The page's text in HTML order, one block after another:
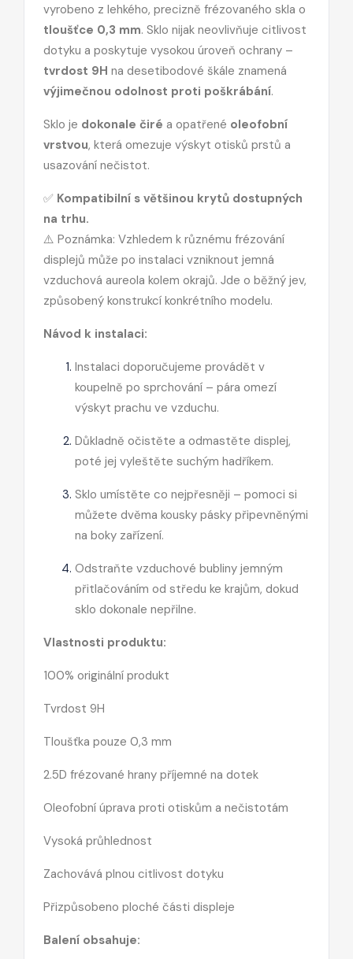
vyrobeno z lehkého, precizně frézovaného skla o
tloušťce 0,3 mm. Sklo nijak neovlivňuje citlivost
dotyku a poskytuje vysokou úroveň ochrany –
tvrdost 9H na desetibodové škále znamená
výjimečnou odolnost proti poškrábání.
Sklo je dokonale čiré a opatřené oleofobní
vrstvou, která omezuje výskyt otisků prstů a
usazování nečistot.
✅ Kompatibilní s většinou krytů dostupných
na trhu.
⚠️ Poznámka: Vzhledem k různému frézování
displejů může po instalaci vzniknout jemná
vzduchová aureola kolem okrajů. Jde o běžný jev,
způsobený konstrukcí konkrétního modelu.
Návod k instalaci:
Instalaci doporučujeme provádět v
koupelně po sprchování – pára omezí
výskyt prachu ve vzduchu.
Důkladně očistěte a odmastěte displej,
poté jej vyleštěte suchým hadříkem.
Sklo umístěte co nejpřesněji – pomoci si
můžete dvěma kousky pásky připevněnými
na boky zařízení.
Odstraňte vzduchové bubliny jemným
přitlačováním od středu ke krajům, dokud
sklo dokonale nepřilne.
Vlastnosti produktu:
100% originální produkt
Tvrdost 9H
Tloušťka pouze 0,3 mm
2.5D frézované hrany příjemné na dotek
Oleofobní úprava proti otiskům a nečistotám
Vysoká průhlednost
Zachovává plnou citlivost dotyku
Přizpůsobeno ploché části displeje
Balení obsahuje: